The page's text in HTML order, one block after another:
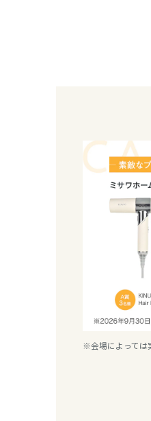
※会場によっては